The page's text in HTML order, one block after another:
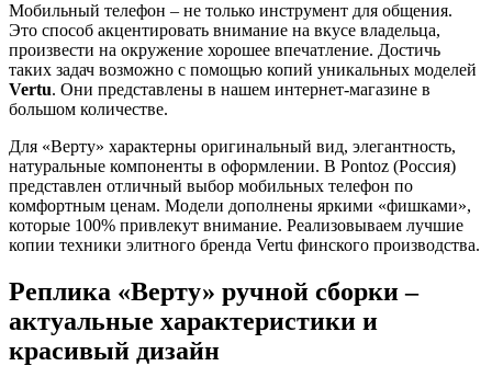
Мобильный телефон – не только инструмент для общения.
Это способ акцентировать внимание на вкусе владельца,
произвести на окружение хорошее впечатление. Достичь
таких задач возможно с помощью копий уникальных моделей
Vertu. Они представлены в нашем интернет-магазине в
большом количестве.
Для «Верту» характерны оригинальный вид, элегантность,
натуральные компоненты в оформлении. В Pontoz (Россия)
представлен отличный выбор мобильных телефон по
комфортным ценам. Модели дополнены яркими «фишками»,
которые 100% привлекут внимание. Реализовываем лучшие
копии техники элитного бренда Vertu финского производства.
Реплика «Верту» ручной сборки –
актуальные характеристики и
красивый дизайн